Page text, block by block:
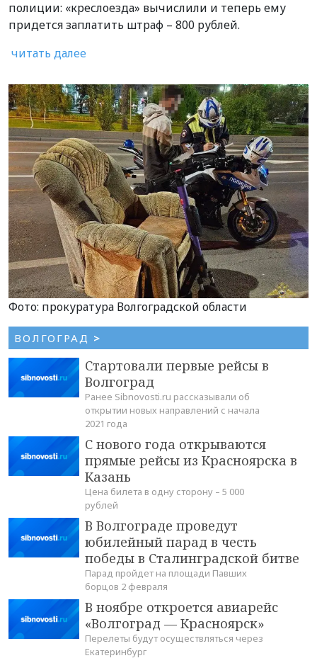
полиции: «креслоезда» вычислили и теперь ему
придется заплатить штраф – 800 рублей.
читать далее
Фото: прокуратура Волгоградской области
ВОЛГОГРАД >
Стартовали первые рейсы в
Волгоград
Ранее Sibnovosti.ru рассказывали об
открытии новых направлений с начала
2021 года
С нового года открываются
прямые рейсы из Красноярска в
Казань
Цена билета в одну сторону – 5 000
рублей
В Волгограде проведут
юбилейный парад в честь
победы в Сталинградской битве
Парад пройдет на площади Павших
борцов 2 февраля
В ноябре откроется авиарейс
«Волгоград — Красноярск»
Перелеты будут осуществляться через
Екатеринбург